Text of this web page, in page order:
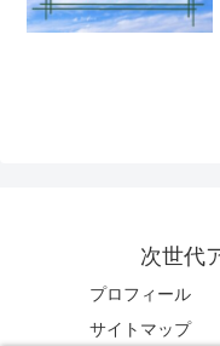
次世代
プロフィール
サイトマップ